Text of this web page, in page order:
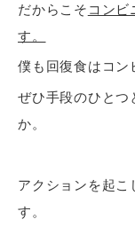
だからこそ コンビ
す。
僕も回復食はコン
ぜひ手段のひとつ
か。
アクションを起こ
す。